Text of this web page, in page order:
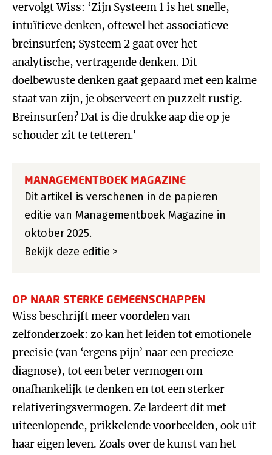
vervolgt Wiss: ‘Zijn Systeem 1 is het snelle,
intuïtieve denken, oftewel het associatieve
breinsurfen; Systeem 2 gaat over het
analytische, vertragende denken. Dit
doelbewuste denken gaat gepaard met een kalme
staat van zijn, je observeert en puzzelt rustig.
Breinsurfen? Dat is die drukke aap die op je
schouder zit te tetteren.’
MANAGEMENTBOEK MAGAZINE
Dit artikel is verschenen in de papieren
editie van Managementboek Magazine in
oktober 2025.
Bekijk deze editie >
OP NAAR STERKE GEMEENSCHAPPEN
Wiss beschrijft meer voordelen van
zelfonderzoek: zo kan het leiden tot emotionele
precisie (van ‘ergens pijn’ naar een precieze
diagnose), tot een beter vermogen om
onafhankelijk te denken en tot een sterker
relativeringsvermogen. Ze lardeert dit met
uiteenlopende, prikkelende voorbeelden, ook uit
haar eigen leven. Zoals over de kunst van het